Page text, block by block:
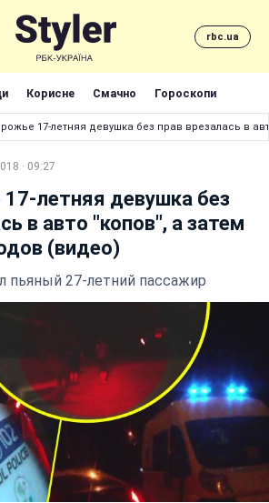
rbc.ua
Корисне Смачно Гороскопи
17-летняя девушка без прав врезалась в
· 09:27
летняя девушка без
в авто "копов", а затем
(видео)
пьяный 27-летний пассажир